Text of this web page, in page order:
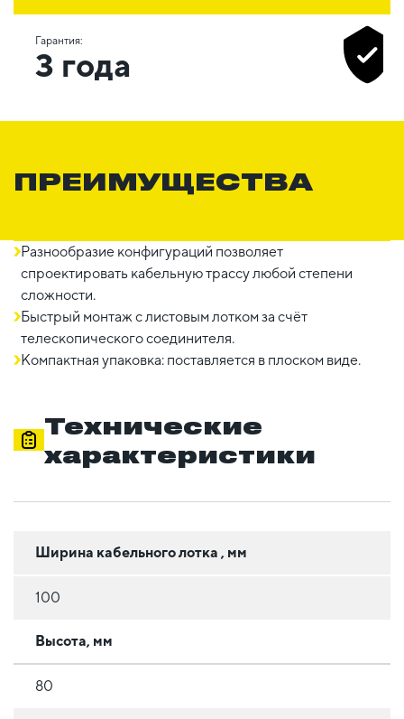
Гарантия:
3 года
ПРЕИМУЩЕСТВА
Разнообразие конфигураций позволяет
спроектировать кабельную трассу любой степени
сложности.
Быстрый монтаж с листовым лотком за счёт
телескопического соединителя.
Компактная упаковка: поставляется в плоском виде.
Технические
характеристики
Ширина кабельного лотка , мм
100
Высота, мм
80